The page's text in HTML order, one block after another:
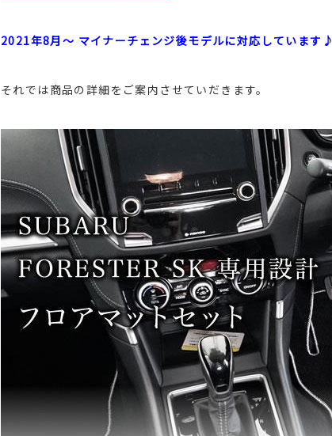
2021年8月～ マイナーチェンジ後モデルに対応しています♪
それでは商品の詳細をご案内させていだきます。